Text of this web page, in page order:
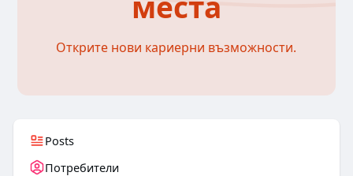
Открите нови кариерни възможности.
Posts
Потребители